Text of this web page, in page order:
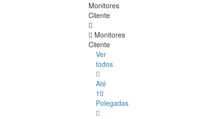
Monitores
Cliente
Monitores
Cliente
Ver
todos
Até
10
Polegadas